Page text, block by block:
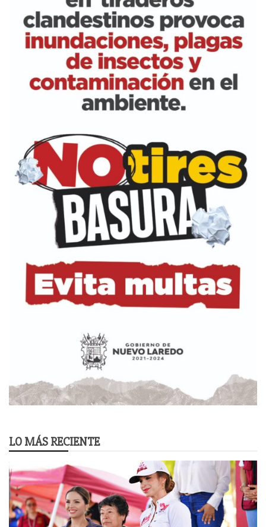
LO MÁS RECIENTE